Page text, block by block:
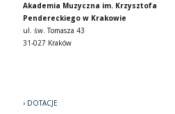
Akademia Muzyczna im. Krzysztofa
Pendereckiego w Krakowie
ul. św. Tomasza 43
31-027 Kraków
DOTACJE